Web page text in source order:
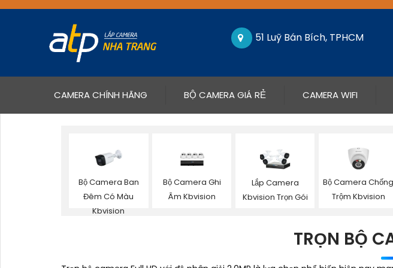
51 Luỹ Bán Bích, TPHCM
CAMERA CHÍNH HÃNG(CURRENT)BỘ CAMERA GIÁ RẺ CAMERA WIFI
Bộ Camera Ban
Đêm Có Màu
Kbvision
Bộ Camera Ghi
Âm Kbvision
Lắp Camera
Kbvision Trọn Gói
Bộ Camera Chống
Trộm Kbvision
TRỌN BỘ